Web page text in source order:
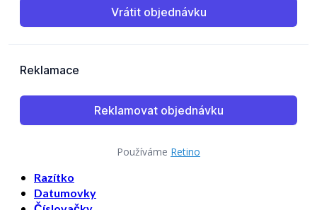
Používáme Retino
Razítko
Datumovky